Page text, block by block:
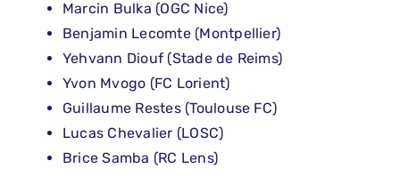
Marcin Bulka (OGC Nice)
Benjamin Lecomte (Montpellier)
Yehvann Diouf (Stade de Reims)
Yvon Mvogo (FC Lorient)
Guillaume Restes (Toulouse FC)
Lucas Chevalier (LOSC)
Brice Samba (RC Lens)